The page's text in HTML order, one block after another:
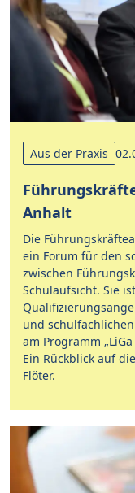
Aus der Praxis
Anhalt
Die
ein Forum für den
zwischen
Schulaufsicht. Sie
und
am Programm
Ein Rückblick auf
Flöter.